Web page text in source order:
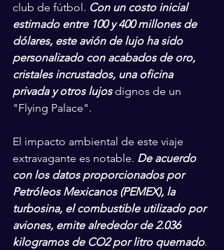
club de fútbol. Con un costo inicial
estimado entre 100 y 400 millones de
dólares, este avión de lujo ha sido
personalizado con acabados de oro,
cristales incrustados, una oficina
privada y otros lujos dignos de un
"Flying Palace".
El impacto ambiental de este viaje
extravagante es notable. De acuerdo
con los datos proporcionados por
Petróleos Mexicanos (PEMEX), la
turbosina, el combustible utilizado por
aviones, emite alrededor de 2.036
kilogramos de CO2 por litro quemado.